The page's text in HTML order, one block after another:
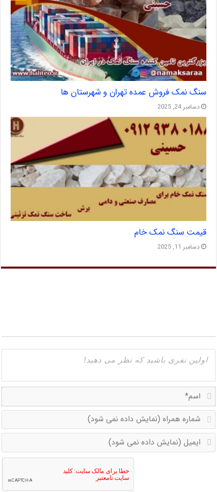
سنگ نمک فروش عمده تهران و شهرستان ها
دسامبر 24, 2025
قیمت سنگ نمک خام
دسامبر 11, 2025